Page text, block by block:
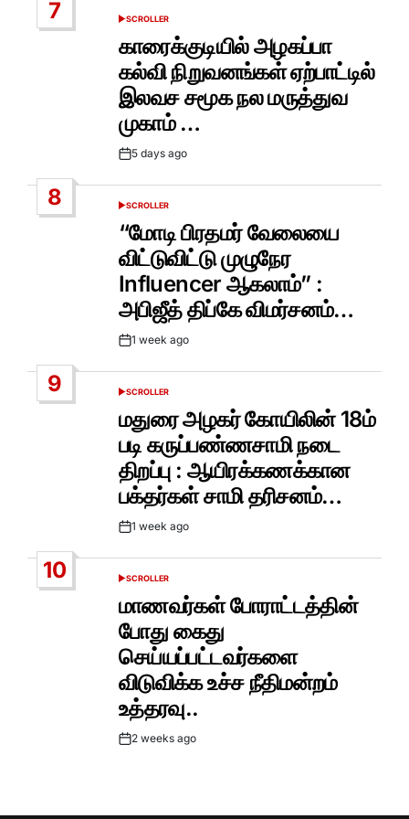
7
POSTED
SCROLLER
காரைக்குடியில் அழகப்பா
கல்வி நிறுவனங்கள் ஏற்பாட்டில்
இலவச சமூக நல மருத்துவ
முகாம் …
Post5 days ago
8
POSTED
IN
SCROLLER
“மோடி பிரதமர் வேலையை
விட்டுவிட்டு முழுநேர
Influencer ஆகலாம்” :
அபிஜீத் திப்கே விமர்சனம்…
Post1 week ago
9
POSTED
SCROLLER
மதுரை அழகர் கோயிலின் 18ம்
படி கருப்பண்ணசாமி நடை
திறப்பு : ஆயிரக்கணக்கான
பக்தர்கள் சாமி தரிசனம்…
Post1 week ago
10
POSTED
SCROLLER
மாணவர்கள் போராட்டத்தின்
போது கைது
செய்யப்பட்டவர்களை
விடுவிக்க உச்ச நீதிமன்றம்
உத்தரவு..
Post2 weeks ago